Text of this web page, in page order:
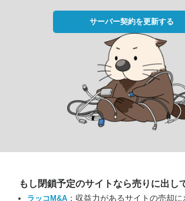
サーバー契約を更新する
もし閉鎖予定のサイトなら売りに出し
ラッコM&A ：収益力があるサイトの売却